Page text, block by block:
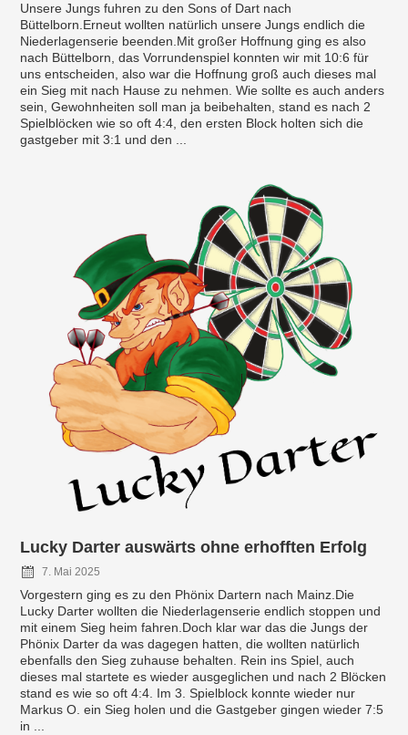
Unsere Jungs fuhren zu den Sons of Dart nach
Büttelborn.Erneut wollten natürlich unsere Jungs endlich die
Niederlagenserie beenden.Mit großer Hoffnung ging es also
nach Büttelborn, das Vorrundenspiel konnten wir mit 10:6 für
uns entscheiden, also war die Hoffnung groß auch dieses mal
ein Sieg mit nach Hause zu nehmen. Wie sollte es auch anders
sein, Gewohnheiten soll man ja beibehalten, stand es nach 2
Spielblöcken wie so oft 4:4, den ersten Block holten sich die
gastgeber mit 3:1 und den ...
Lucky Darter auswärts ohne erhofften Erfolg
7. Mai 2025
Vorgestern ging es zu den Phönix Dartern nach Mainz.Die
Lucky Darter wollten die Niederlagenserie endlich stoppen und
mit einem Sieg heim fahren.Doch klar war das die Jungs der
Phönix Darter da was dagegen hatten, die wollten natürlich
ebenfalls den Sieg zuhause behalten. Rein ins Spiel, auch
dieses mal startete es wieder ausgeglichen und nach 2 Blöcken
stand es wie so oft 4:4. Im 3. Spielblock konnte wieder nur
Markus O. ein Sieg holen und die Gastgeber gingen wieder 7:5
in ...